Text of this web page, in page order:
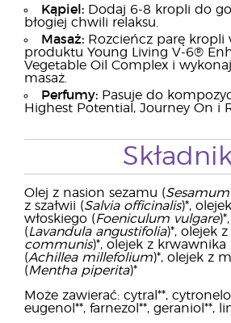
Kąpiel: Dodaj 6-8 kropli do
błogiej chwili relaksu.
Masaż: Rozcieńcz parę kropli
produktu Young Living V-6®
Vegetable Oil Complex i
masaż.
Perfumy: Pasuje do
Highest Potential, Journey On i
Olej z nasion sezamu (
z szałwii (Salvia officinalis)*,
włoskiego (Foeniculum vulgare
(Lavandula angustifolia)*, olejek
communis)*, olejek z
(Achillea millefolium)*, olejek z
(Mentha piperita)*
Może zawierać: cytral**,
eugenol**, farnezol**, geraniol**,